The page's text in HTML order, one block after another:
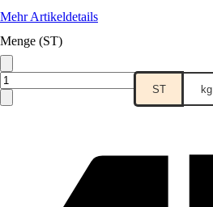
Mehr Artikeldetails
Menge (ST)
ST kg